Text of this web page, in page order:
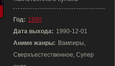
Год: 1990
Дата выхода: 1990-12-01
Аниме жанры: Вампиры,
Сверхъестественное, Супер